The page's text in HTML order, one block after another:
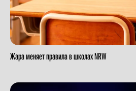
Жара меняет правила в школах NRW